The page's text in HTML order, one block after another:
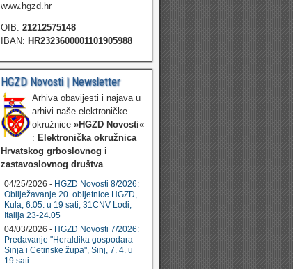
www.hgzd.hr
OIB: 21212575148
IBAN: HR2323600001101905988
HGZD Novosti | Newsletter
Arhiva obavijesti i najava u
arhivi naše elektroničke
okružnice »HGZD Novosti«
: Elektronička okružnica
Hrvatskog grboslovnog i
zastavoslovnog društva
04/25/2026 - HGZD Novosti 8/2026:
Obilježavanje 20. obljetnice HGZD,
Kula, 6.05. u 19 sati; 31CNV Lodi,
Italija 23-24.05
04/03/2026 - HGZD Novosti 7/2026:
Predavanje "Heraldika gospodara
Sinja i Cetinske župa", Sinj, 7. 4. u
19 sati